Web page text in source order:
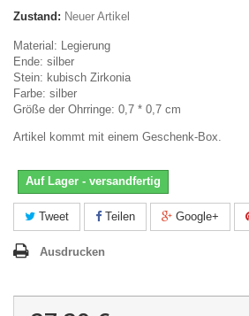
Zustand: Neuer Artikel
Material: Legierung
Ende: silber
Stein: kubisch Zirkonia
Farbe: silber
Größe der Ohrringe: 0,7 * 0,7 cm
Artikel kommt mit einem Geschenk-Box.
Auf Lager - versandfertig
Tweet Teilen Google+
Ausdrucken